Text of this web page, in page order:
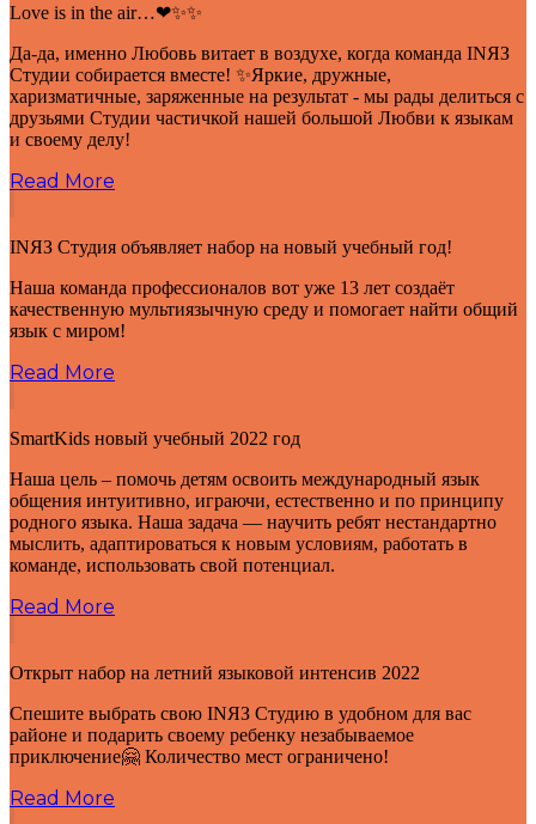
Love is in the air…❤✨✨
Да-да, именно Любовь витает в воздухе, когда команда INЯЗ
Студии собирается вместе! ✨Яркие, дружные,
харизматичные, заряженные на результат - мы рады делиться с
друзьями Студии частичкой нашей большой Любви к языкам
и своему делу!
Read More
INЯЗ Студия объявляет набор на новый учебный год!
Наша команда профессионалов вот уже 13 лет создаёт
качественную мультиязычную среду и помогает найти общий
язык с миром!
Read More
SmartKids новый учебный 2022 год
Наша цель – помочь детям освоить международный язык
общения интуитивно, играючи, естественно и по принципу
родного языка. Наша задача — научить ребят нестандартно
мыслить, адаптироваться к новым условиям, работать в
команде, использовать свой потенциал.
Read More
Открыт набор на летний языковой интенсив 2022
Спешите выбрать свою INЯЗ Студию в удобном для вас
районе и подарить своему ребенку незабываемое
приключение🤗 Количество мест ограничено!
Read More